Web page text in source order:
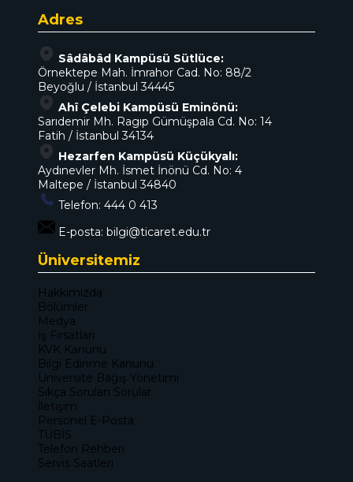
Adres
Sâdâbâd Kampüsü Sütlüce:
Örnektepe Mah. İmrahor Cad. No: 88/2
Beyoğlu / İstanbul 34445
Ahî Çelebi Kampüsü Eminönü:
Sarıdemir Mh. Ragıp Gümüşpala Cd. No: 14
Fatih / İstanbul 34134
Hezarfen Kampüsü Küçükyalı:
Aydınevler Mh. İsmet İnönü Cd. No: 4
Maltepe / İstanbul 34840
Telefon: 444 0 413
E-posta: bilgi@ticaret.edu.tr
Üniversitemiz
Hakkımızda
Bölümler
Medya
İş Fırsatları
KVK Kanunu
Bilgi Edinme Kanunu
Üniversite Bağış Yönetimi
Sıkça Sorulan Sorular
İletişim
Personel E-Posta
TÜBİS
Telefon Rehberi
Servis Saatleri